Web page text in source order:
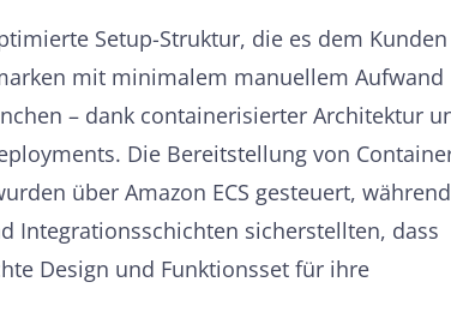
Setup-Struktur, die es dem Kunden
mit minimalem manuellem Aufwand
– dank containerisierter Architektur
Die Bereitstellung von
über Amazon ECS gesteuert, während
Integrationsschichten sicherstellten, dass
Design und Funktionsset für ihre